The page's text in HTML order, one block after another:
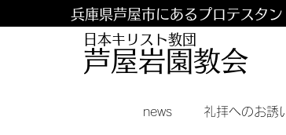
兵庫県芦屋市にあるプロテスタ
日本キリスト教団
​​芦屋岩園教会
news 礼拝へのお誘